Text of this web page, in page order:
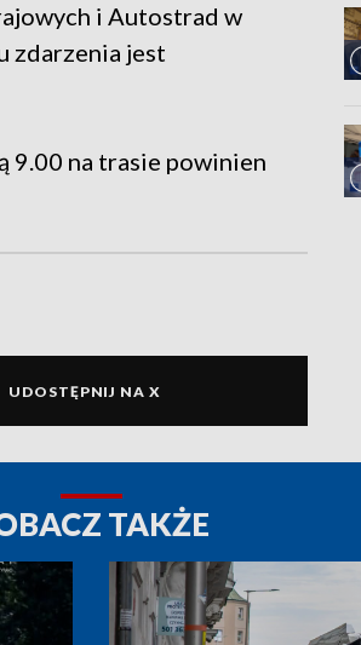
i Autostrad w
zdarzenia jest
9.00 na trasie powinien
UDOSTĘPNIJ NA X
TAKŻE